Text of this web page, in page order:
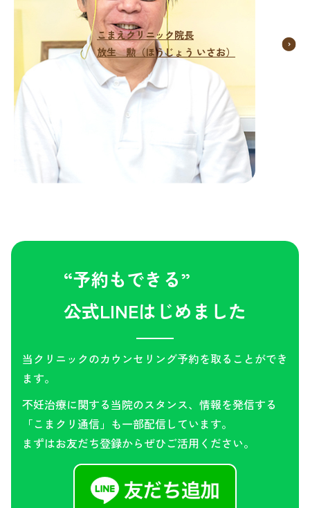
こまえクリニック院長
放生 勲（ほうじょう いさお）
“予約もできる”
公式LINEはじめました
当クリニックのカウンセリング予約を取ることができ
ます。
不妊治療に関する当院のスタンス、情報を発信する
「こまクリ通信」も一部配信しています。
まずはお友だち登録からぜひご活用ください。